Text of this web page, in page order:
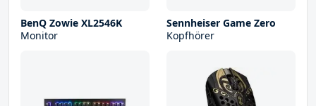
BenQ Zowie XL2546K
Monitor
Sennheiser Game Zero
Kopfhörer